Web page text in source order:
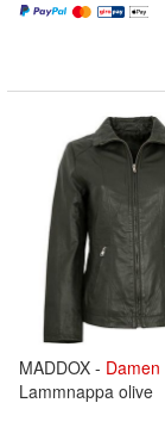
MADDOX - Damen
Lammnappa olive